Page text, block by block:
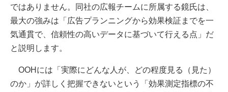
ではありません。同社の広報チームに所属する鏡氏は、
最大の強みは「広告プランニングから効果検証までを一
気通貫で、信頼性の高いデータに基づいて行える点」だ
と説明します。
OOHには「実際にどんな人が、どの程度見る（見た）
のか」が詳しく把握できないという「効果測定指標の不